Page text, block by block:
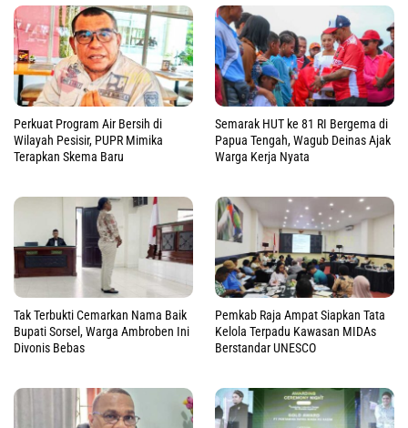
Perkuat Program Air Bersih di
Wilayah Pesisir, PUPR Mimika
Terapkan Skema Baru
Semarak HUT ke 81 RI Bergema di
Papua Tengah, Wagub Deinas Ajak
Warga Kerja Nyata
Tak Terbukti Cemarkan Nama Baik
Bupati Sorsel, Warga Ambroben Ini
Divonis Bebas
Pemkab Raja Ampat Siapkan Tata
Kelola Terpadu Kawasan MIDAs
Berstandar UNESCO